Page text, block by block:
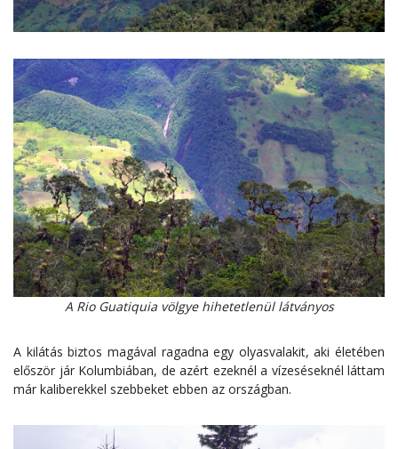
A Rio Guatiquia völgye hihetetlenül látványos
A kilátás biztos magával ragadna egy olyasvalakit, aki életében
először jár Kolumbiában, de azért ezeknél a vízeséseknél láttam
már kaliberekkel szebbeket ebben az országban.